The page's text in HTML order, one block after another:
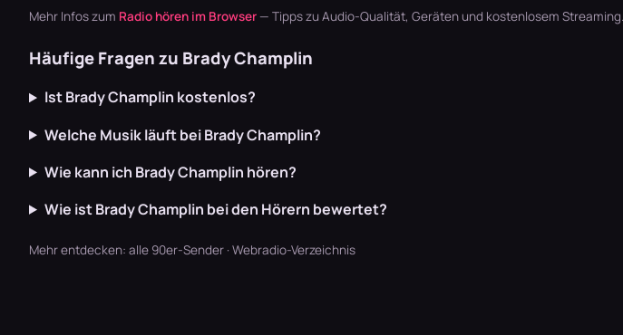
Mehr Infos zum Radio hören im Browser — Tipps zu Audio-Qualität, Geräten und kostenlosem Streaming.
Häufige Fragen zu Brady Champlin
Ist Brady Champlin kostenlos?
Welche Musik läuft bei Brady Champlin?
Wie kann ich Brady Champlin hören?
Wie ist Brady Champlin bei den Hörern bewertet?
Mehr entdecken: alle 90er-Sender · Webradio-Verzeichnis